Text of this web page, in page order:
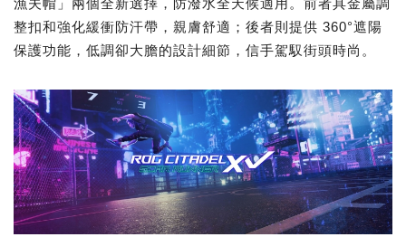
漁夫帽」兩個全新選擇，防潑水全天候適用。前者具金屬調
整扣和強化緩衝防汗帶，親膚舒適；後者則提供 360°遮陽
保護功能，低調卻大膽的設計細節，信手駕馭街頭時尚。